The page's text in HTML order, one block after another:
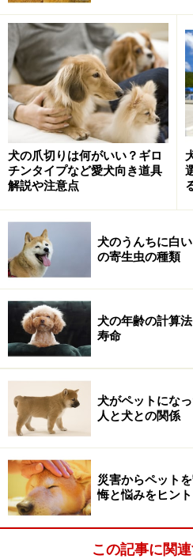
計画を立てる
旅先までのルートや休憩場所
う。車で移動する場合は、2時
せてあげたいので、犬連れ
かじめ調べておくと安心です
ビスエリアにもドッグランが
りますし、犬用のおやつなど
ます。休憩がてら楽しんでみ
ょうか。
車で旅行に行く場合には、犬
ります。車の慣らせ方につい
準備とコツ」
持参する物を用意
愛犬と旅行に行くには、どん
犬の爪切りは何がいい？ギロ
チンタイプなど愛犬向き道具
解説や注意点
犬のうんちに白
の寄生虫の種類
犬の年齢の計算
寿命
犬がペットにな
人と犬との関係
災害からペット
悔と悩みをヒン
この記事に関